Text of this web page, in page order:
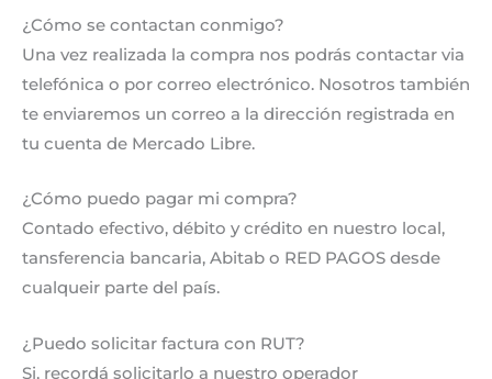
¿Cómo se contactan conmigo?
Una vez realizada la compra nos podrás contactar via
telefónica o por correo electrónico. Nosotros también
te enviaremos un correo a la dirección registrada en
tu cuenta de Mercado Libre.
¿Cómo puedo pagar mi compra?
Contado efectivo, débito y crédito en nuestro local,
tansferencia bancaria, Abitab o RED PAGOS desde
cualqueir parte del país.
¿Puedo solicitar factura con RUT?
Si, recordá solicitarlo a nuestro operador